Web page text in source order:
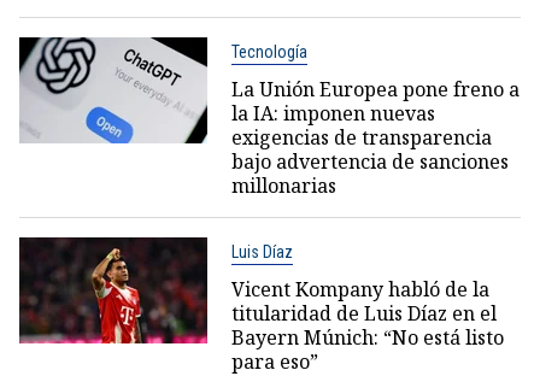
Tecnología
La Unión Europea pone freno a
la IA: imponen nuevas
exigencias de transparencia
bajo advertencia de sanciones
millonarias
Luis Díaz
Vicent Kompany habló de la
titularidad de Luis Díaz en el
Bayern Múnich: “No está listo
para eso”